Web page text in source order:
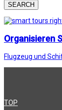
SEARCH
Organisieren
Flugzeug und
TOP